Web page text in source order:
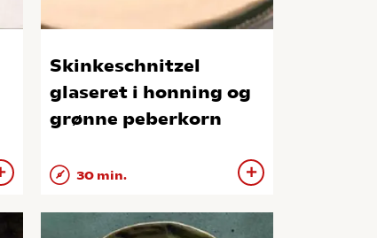
Skinkeschnitzel
glaseret i honning og
grønne peberkorn
30 min.